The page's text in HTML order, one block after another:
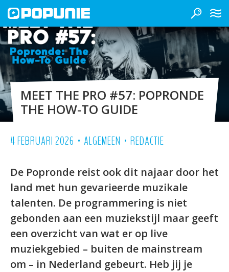
MEET THE PRO #57: POPRONDE
THE HOW-TO GUIDE
4 FEBRUARI 2026 • ALGEMEEN • REDACTIE
De Popronde reist ook dit najaar door het
land met hun gevarieerde muzikale
talenten. De programmering is niet
gebonden aan een muziekstijl maar geeft
een overzicht van wat er op live
muziekgebied – buiten de mainstream
om – in Nederland gebeurt. Heb jij je